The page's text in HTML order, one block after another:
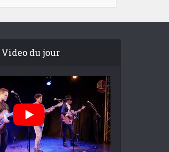
Video du jour